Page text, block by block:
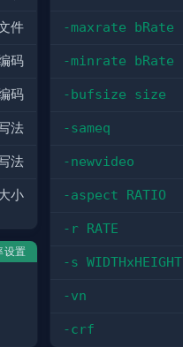
件
码
码
法
法
小
-maxrate bRate
-minrate bRate
-bufsize size
-sameq
-newvideo
-aspect RATIO
-r RATE
-s WIDTHxHEIGHT
-vn
-crf
设置